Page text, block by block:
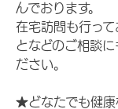
んでおります。
在宅訪問も行っ
となどのご相談
ださい。
★どなたでも健康